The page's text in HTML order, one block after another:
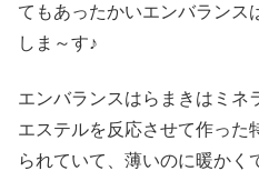
てもあったかいエンバラン
しま～す♪
エンバランスはらまきはミネ
エステルを反応させて作った
られていて、薄いのに暖かく